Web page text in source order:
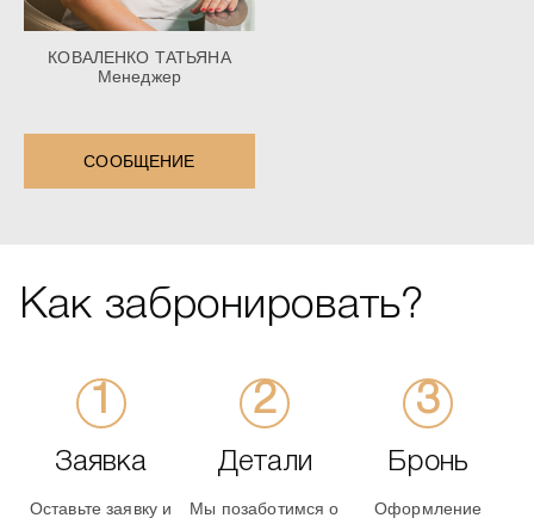
КОВАЛЕНКО ТАТЬЯНА
Менеджер
СООБЩЕНИЕ
Как забронировать?
Заявка
Оставьте заявку и
Детали
Мы позаботимся о
Бронь
Оформление